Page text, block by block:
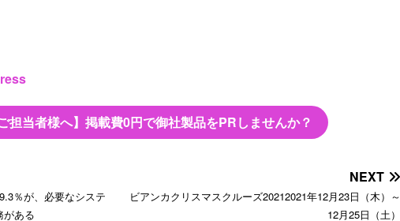
担当者様へ】掲載費0円で御社製品をPRしませんか？
％が、必要なシステ
がある
NEXT
ビアンカクリスマスクルーズ20212021年12月23日（木）～
12月25日（土）